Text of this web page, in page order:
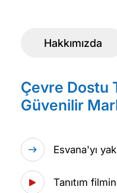
Hakkımızda
Çevre Dostu
Güvenilir
Esvana'yı
Tanıtım